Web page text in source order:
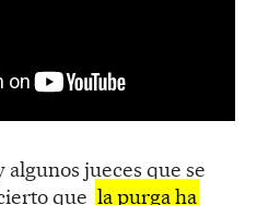
algunos jueces que se
que la purga ha